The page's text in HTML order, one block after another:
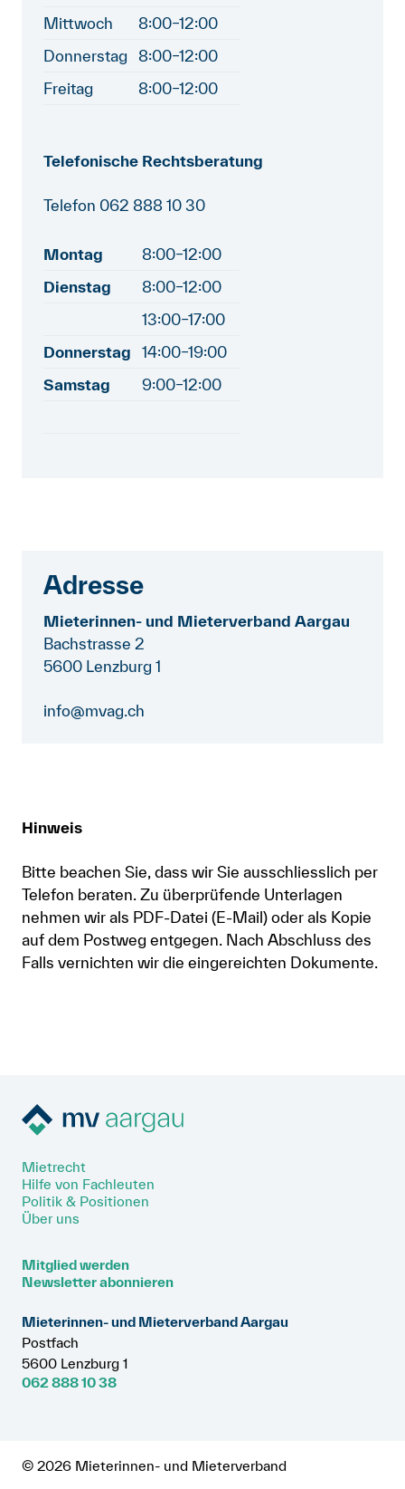
Mittwoch
8:00–12:00
Donnerstag 8:00–12:00
Freitag
8:00–12:00
Telefonische Rechtsberatung
Telefon 062 888 10 30
Montag
8:00–12:00
Dienstag
8:00–12:00
13:00–17:00
Donnerstag
14:00–19:00
Samstag
9:00–12:00
Adresse
Mieterinnen- und Mieterverband Aargau
Bachstrasse 2
5600 Lenzburg 1
info@mvag.ch
Hinweis
Bitte beachen Sie, dass wir Sie ausschliesslich per
Telefon beraten. Zu überprüfende Unterlagen
nehmen wir als PDF-Datei (E-Mail) oder als Kopie
auf dem Postweg entgegen. Nach Abschluss des
Falls vernichten wir die eingereichten Dokumente.
Mietrecht
Hilfe von Fachleuten
Politik & Positionen
Über uns
Mitglied werden
Newsletter abonnieren
Mieterinnen- und Mieterverband Aargau
Postfach
5600 Lenzburg 1
062 888 10 38
© 2026 Mieterinnen- und Mieterverband